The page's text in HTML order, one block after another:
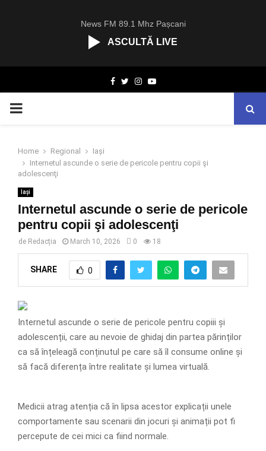
News FM 89.1 Mhz Pașcani
ASCULTĂ LIVE
Facebook
TwitterInstagram
Youtube
PRIMARY
Home Regional
Iași
Internetul ascunde o serie de pericole pentru copii şi
adolescenţi
Iași
Internetul ascunde o serie de pericole
pentru copii şi adolescenţi
de Redacția March 10, 2026 0 18
SHARE 0
Internetul ascunde o serie de pericole pentru copiii și
adolescenții, care au nevoie de ghidaj din partea părinților
ca să înțeleagă conținutul pe care să îl consume online și
să facă diferența între realitate și lumea virtuală.
Medicii atrag atenția că în lipsa acestor explicații unele
comportamente sau scenarii din jocuri și animații pot fi
percepute de cei mici ca fiind normale.